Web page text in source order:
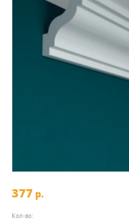
377 p.
Кол-во: